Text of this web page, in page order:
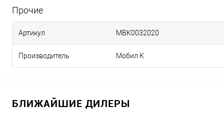
Прочие
Артикул MBK0032020
Производитель Мобил К
БЛИЖАЙШИЕ ДИЛЕРЫ